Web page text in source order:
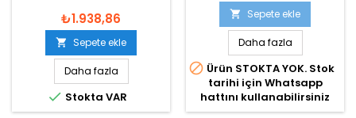
₺1.938,86
 Sepete ekle
Daha fazla
 Stokta VAR
 Sepete ekle
Daha fazla
 Ürün STOKTA YOK. Stok
tarihi için Whatsapp
hattını kullanabilirsiniz